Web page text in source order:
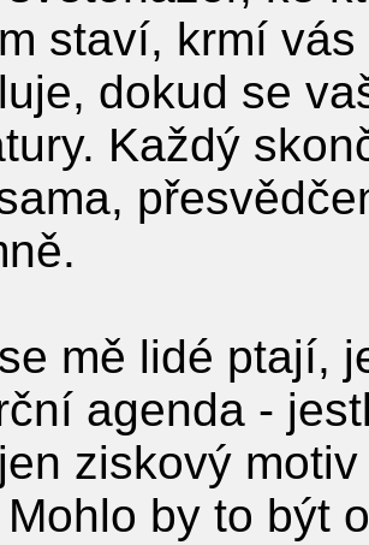
staví, krmí
dokud se
Každý
mě lidé ptají,
agenda -
ziskový
by to být